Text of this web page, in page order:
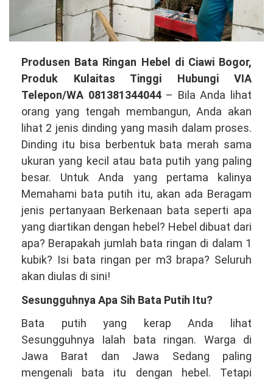
Produsen
Bata
Ringan
Hebel
di
Ciawi
Bogor,
Produk
Kualitas
Tinggi
Hubungi
VIA
Telepon/WA
081381344044
Produsen Bata Ringan Hebel di Ciawi Bogor,
Produk Kulaitas Tinggi Hubungi VIA
Telepon/WA 081381344044– Bila Anda lihat
orang yang tengah membangun, Anda akan
lihat 2 jenis dinding yang masih dalam proses.
Dinding itu bisa berbentuk bata merah sama
ukuran yang kecil atau bata putih yang paling
besar. Untuk Anda yang pertama kalinya
Memahami bata putih itu, akan ada Beragam
jenis pertanyaan Berkenaan bata seperti apa
yang diartikan dengan hebel? Hebel dibuat dari
apa? Berapakah jumlah bata ringan di dalam 1
kubik? Isi bata ringan per m3 brapa? Seluruh
akan diulas di sini!
Sesungguhnya Apa Sih Bata Putih Itu?
Bata putih yang kerap Anda lihat
Sesungguhnya Ialah bata ringan. Warga di
Jawa Barat dan Jawa Sedang paling
mengenali bata itu dengan hebel. Tetapi